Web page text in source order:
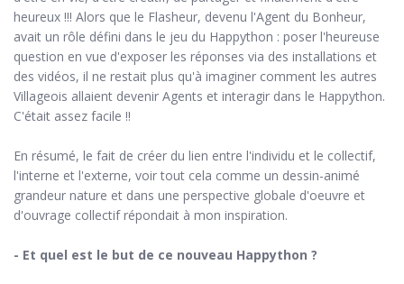
heureux !!! Alors que le Flasheur, devenu l'Agent du Bonheur,
avait un rôle défini dans le jeu du Happython : poser l'heureuse
question en vue d'exposer les réponses via des installations et
des vidéos, il ne restait plus qu'à imaginer comment les autres
Villageois allaient devenir Agents et interagir dans le Happython.
C'était assez facile !!
En résumé, le fait de créer du lien entre l'individu et le collectif,
l'interne et l'externe, voir tout cela comme un dessin-animé
grandeur nature et dans une perspective globale d'oeuvre et
d'ouvrage collectif répondait à mon inspiration.
- Et quel est le but de ce nouveau Happython ?